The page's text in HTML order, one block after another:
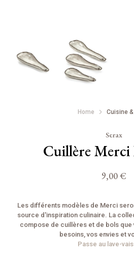
Home Cuisine
Serax
Cuillère
9,00 €
Les différents modèles de Merci
source d'inspiration culinaire. La
compose de cuillères et de bols que
besoins, vos envies et
Passe au lave-